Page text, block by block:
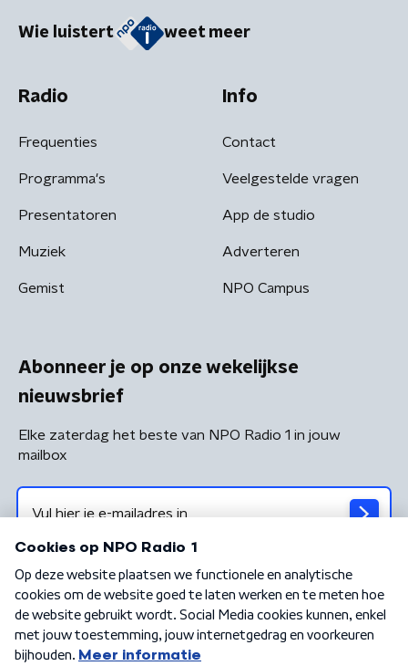
Wie luistert weet meer
Radio
Frequenties
Programma's
Presentatoren
Muziek
Gemist
Info
Contact
Veelgestelde vragen
App de studio
Adverteren
NPO Campus
Abonneer je op onze wekelijkse
nieuwsbrief
Elke zaterdag het beste van NPO Radio 1 in jouw
mailbox
Algemene voorwaarden